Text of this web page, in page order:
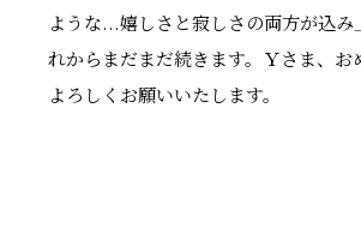
ような...嬉しさと寂しさの両方が込
れからまだまだ続きます。Ｙさま、
よろしくお願いいたします。